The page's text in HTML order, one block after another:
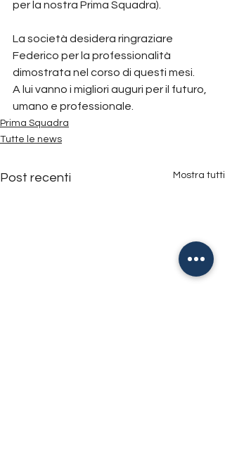
per la nostra Prima Squadra).
La società desidera ringraziare
Federico per la professionalità
dimostrata nel corso di questi mesi.
A lui vanno i migliori auguri per il futuro,
umano e professionale.
Prima Squadra
Tutte le news
Post recenti Mostra tutti